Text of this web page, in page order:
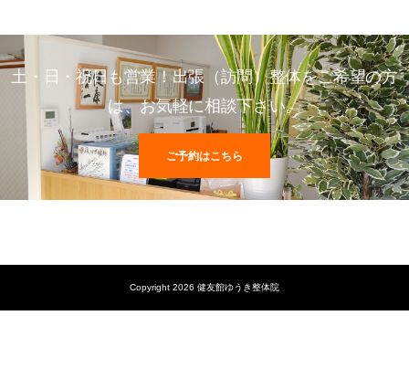
土・日・祝日も営業！出張（訪問）整体をご希望の方
は、お気軽に相談下さい。
ご予約はこちら
Copyright 2026 健友館ゆうき整体院